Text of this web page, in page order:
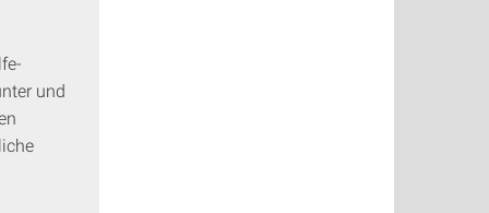
und